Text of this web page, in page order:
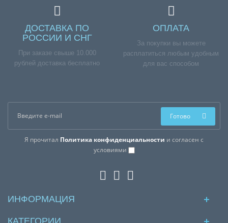
ДОСТАВКА ПО
РОССИИ И СНГ
При заказе свыше 10.000
рублей доставка бесплатно
ОПЛАТА
За покупки вы можете
расплатиться любым удобным
для вас способом
Я прочитал Политика конфиденциальности и согласен с
условиями
Готово
ИНФОРМАЦИЯ
КАТЕГОРИИ